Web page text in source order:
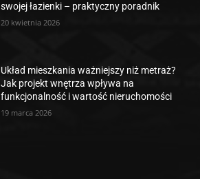
swojej łazienki – praktyczny poradnik
20 kwietnia 2026
Układ mieszkania ważniejszy niż metraż?
Jak projekt wnętrza wpływa na
funkcjonalność i wartość nieruchomości
19 marca 2026